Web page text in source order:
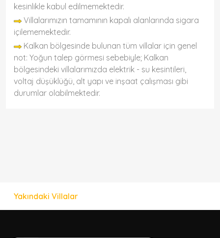
kesinlikle kabul edilmemektedir.
Villalarımızın tamamının kapalı alanlarında sigara
içilememektedir.
Kalkan bölgesinde bulunan tüm villalar için genel
not: Yoğun talep görmesi sebebiyle; Kalkan
bölgesindeki villalarımızda elektrik - su kesintileri,
voltaj düşüklüğü, alt yapı ve inşaat çalışması gibi
durumlar olabilmektedir.
Yakındaki Villalar